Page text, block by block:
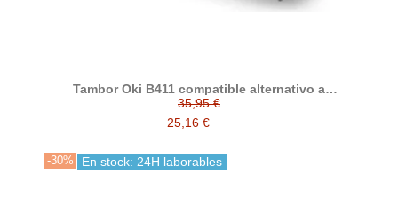
Tambor Oki B411 compatible alternativo a
44574302
35,95 €
25,16 €
-30% En stock: 24H laborables